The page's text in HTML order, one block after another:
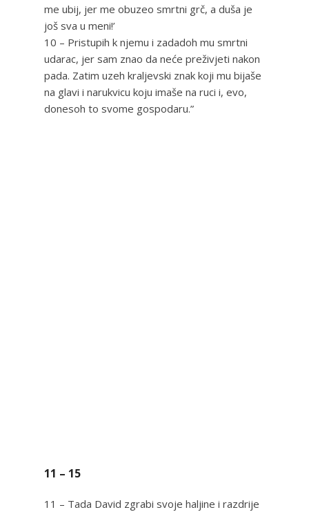
me ubij, jer me obuzeo smrtni grč, a duša je
još sva u meni!’
10 – Pristupih k njemu i zadadoh mu smrtni
udarac, jer sam znao da neće preživjeti nakon
pada. Zatim uzeh kraljevski znak koji mu bijaše
na glavi i narukvicu koju imaše na ruci i, evo,
donesoh to svome gospodaru.”
11 – 15
11 – Tada David zgrabi svoje haljine i razdrije